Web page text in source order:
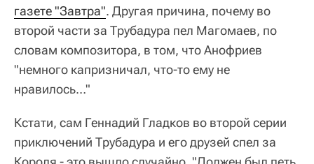
газете "Завтра". Другая причина, почему во
второй части за Трубадура пел Магомаев, по
словам композитора, в том, что Анофриев
"немного капризничал, что-то ему не
нравилось…"
Кстати, сам Геннадий Гладков во второй серии
приключений Трубадура и его друзей спел за